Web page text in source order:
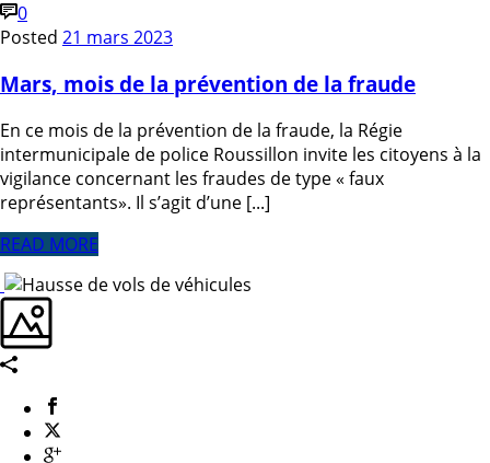
0
Posted 21 mars 2023
Mars, mois de la prévention de la fraude
En ce mois de la prévention de la fraude, la Régie
intermunicipale de police Roussillon invite les citoyens à la
vigilance concernant les fraudes de type « faux
représentants». Il s’agit d’une [...]
READ MORE